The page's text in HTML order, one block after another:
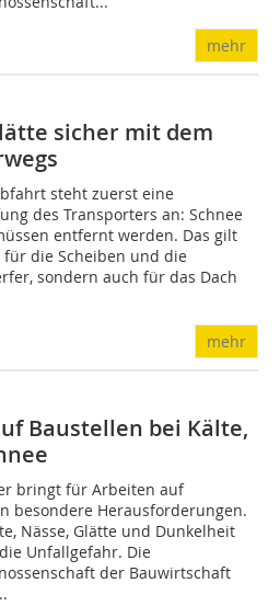
mehr
sicher mit dem
steht zuerst eine
des Transporters an: Schnee
entfernt werden. Das gilt
die Scheiben und die
sondern auch für das Dach
mehr
Baustellen bei Kälte,
bringt für Arbeiten auf
besondere Herausforderungen.
Nässe, Glätte und Dunkelheit
Unfallgefahr. Die
der Bauwirtschaft